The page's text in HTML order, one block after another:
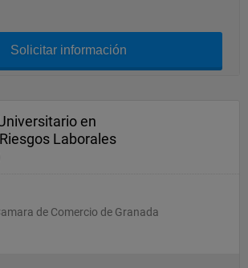
Solicitar información
en
Laborales
de Comercio de Granada